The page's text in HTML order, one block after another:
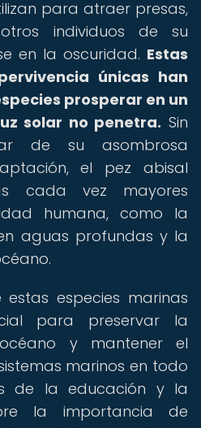
para atraer presas,
individuos de su
en la oscuridad. Estas
únicas han
prosperar en un
solar no penetra. Sin
de su asombrosa
el pez abisal
cada vez mayores
humana, como la
aguas profundas y la
especies marinas
para preservar la
y mantener el
marinos en todo
de la educación y la
la importancia de